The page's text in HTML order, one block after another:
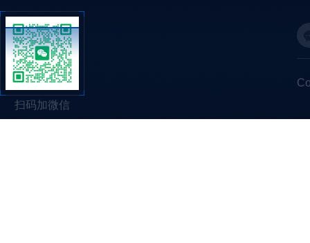
扫码加微信